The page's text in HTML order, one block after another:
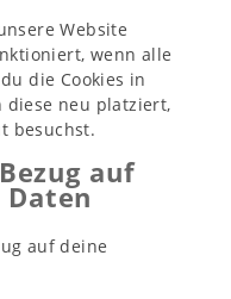
Website
wenn alle
die Cookies in
diese neu platziert,
besuchst.
auf
auf deine